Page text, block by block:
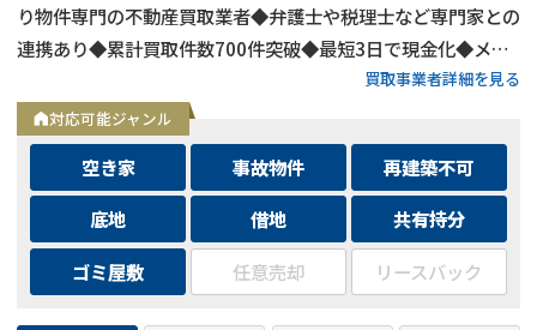
り物件専門の不動産買取業者◆弁護士や税理士など専門家との
連携あり◆累計買取件数700件突破◆最短3日で現金化◆メー
買取事業者詳細を見る
対応可能ジャンル
空き家 事故物件
再建築不可
底地
借地
共有持分
ゴミ屋敷
任意売却 リースバック